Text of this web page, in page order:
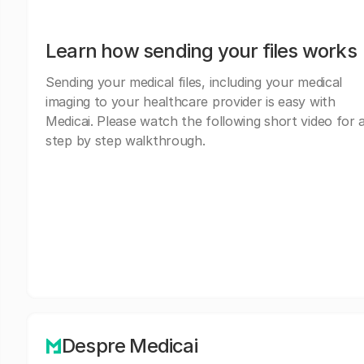
Learn how sending your files works
Sending your medical files, including your medical
imaging to your healthcare provider is easy with
Medicai. Please watch the following short video for
step by step walkthrough.
Despre Medicai